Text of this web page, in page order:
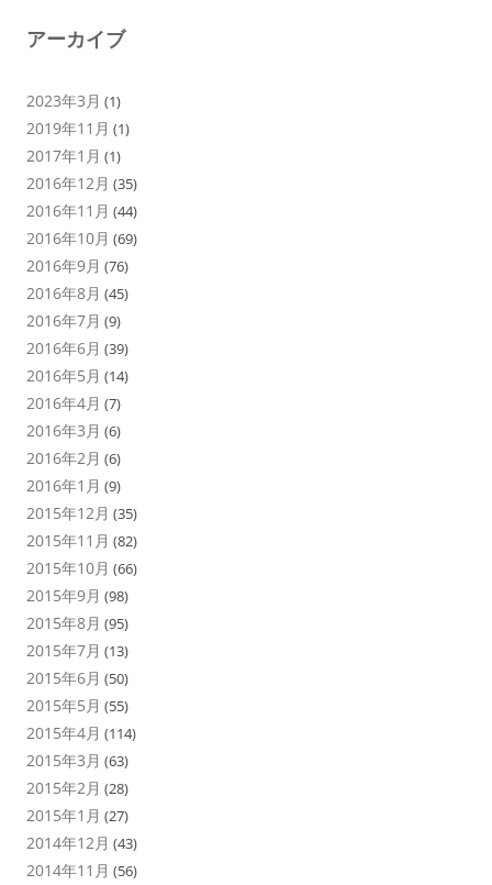
アーカイブ
2023年3月 (1)
2019年11月 (1)
2017年1月 (1)
2016年12月 (35)
2016年11月 (44)
2016年10月 (69)
2016年9月 (76)
2016年8月 (45)
2016年7月 (9)
2016年6月 (39)
2016年5月 (14)
2016年4月 (7)
2016年3月 (6)
2016年2月 (6)
2016年1月 (9)
2015年12月 (35)
2015年11月 (82)
2015年10月 (66)
2015年9月 (98)
2015年8月 (95)
2015年7月 (13)
2015年6月 (50)
2015年5月 (55)
2015年4月 (114)
2015年3月 (63)
2015年2月 (28)
2015年1月 (27)
2014年12月 (43)
2014年11月 (56)